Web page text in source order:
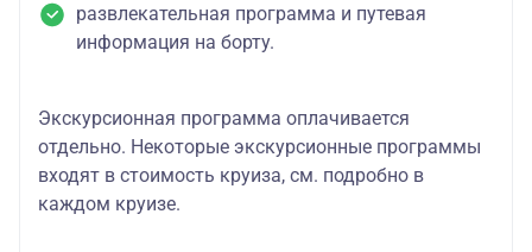
развлекательная программа и путевая
информация на борту.
Экскурсионная программа оплачивается
отдельно. Некоторые экскурсионные программы
входят в стоимость круиза, см. подробно в
каждом круизе.